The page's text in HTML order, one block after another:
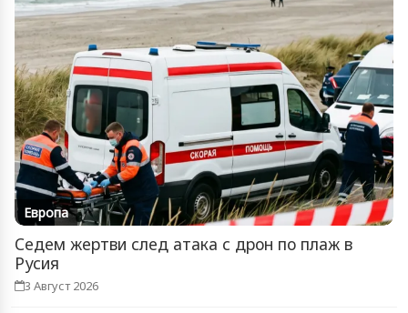
Европа
Седем жертви след атака с дрон по плаж в
Русия
3 Август 2026